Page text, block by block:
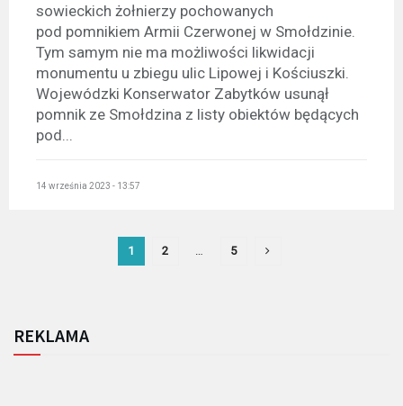
sowieckich żołnierzy pochowanych
pod pomnikiem Armii Czerwonej w Smołdzinie.
Tym samym nie ma możliwości likwidacji
monumentu u zbiegu ulic Lipowej i Kościuszki.
Wojewódzki Konserwator Zabytków usunął
pomnik ze Smołdzina z listy obiektów będących
pod...
14 września 2023 - 13:57
1 2 … 5
REKLAMA